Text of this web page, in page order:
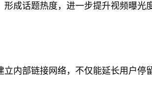
成话题热度，进一步提升视频曝光度
内部链接网络，不仅能延长用户停